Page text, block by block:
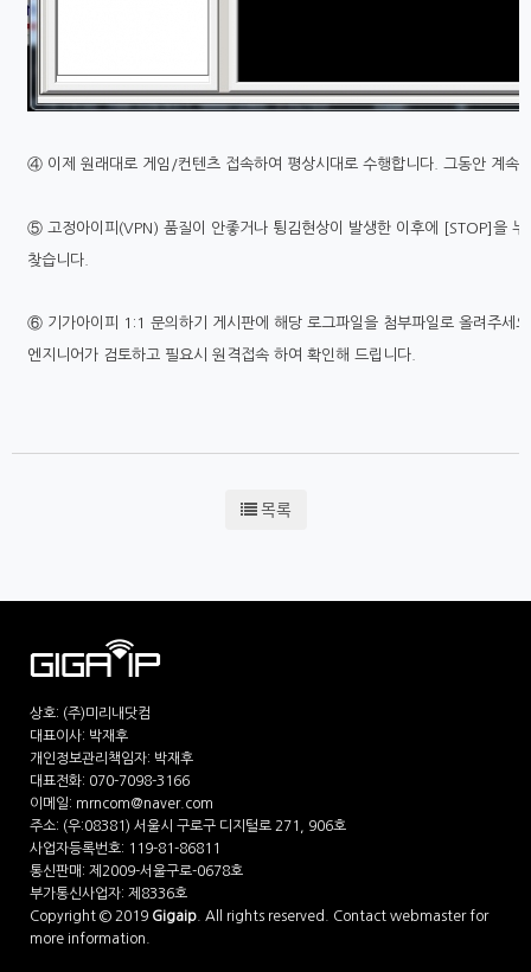
④ 이제 원래대로 게임/컨텐츠 접속하여 평상시대로 수행합니다. 그동안 계속
⑤ 고정아이피(VPN) 품질이 안좋거나 튕김현상이 발생한 이후에 [STOP]을
찾습니다.
⑥ 기가아이피 1:1 문의하기 게시판에 해당 로그파일을 첨부파일로 올려주세
엔지니어가 검토하고 필요시 원격접속 하여 확인해 드립니다.
목록
상호: (주)미리내닷컴
대표이사: 박재후
개인정보관리책임자: 박재후
대표전화: 070-7098-3166
이메일: mrncom@naver.com
주소: (우:08381) 서울시 구로구 디지털로 271, 906호
사업자등록번호: 119-81-86811
통신판매: 제2009-서울구로-0678호
부가통신사업자: 제8336호
Copyright © 2019 Gigaip . All rights reserved. Contact webmaster for
more information.